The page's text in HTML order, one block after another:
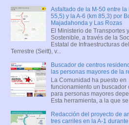
Asfaltado de la M-50 entre la
55,5) y la A-6 (km 85,3) por
Majadahonda y Las Rozas
El Ministerio de Transportes
Sostenible, a través de la
Estatal de Infraestructuras
Terrestre (Seitt), v...
Buscador de centros
las personas mayores de la
La Comunidad ha puesto en
funcionamiento un buscador
para personas mayores
Esta herramienta, a la que se
Redacción del proyecto de
tres carriles en la A-1